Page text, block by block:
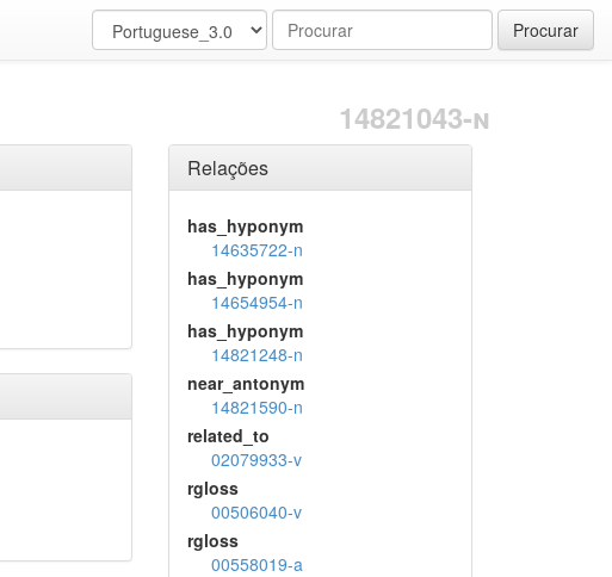
Procurar
14821043-n
Relações
has_hyponym
14635722-n
has_hyponym
14654954-n
has_hyponym
14821248-n
near_antonym
14821590-n
related_to
02079933-v
rgloss
00506040-v
rgloss
00558019-a